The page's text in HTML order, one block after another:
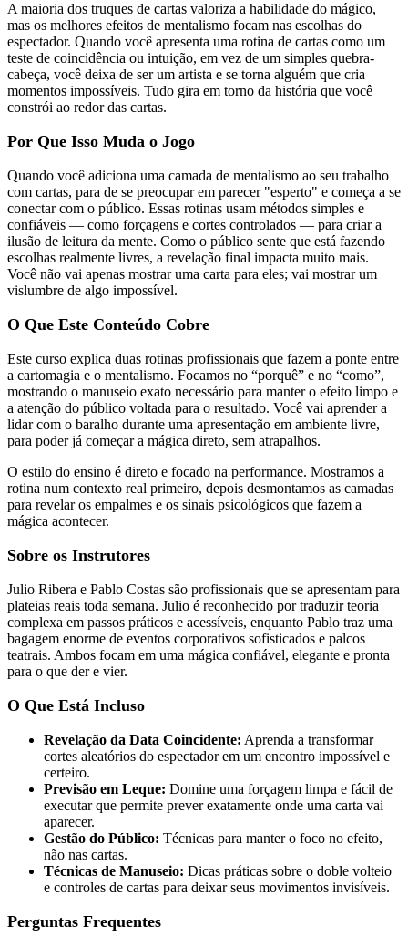
A maioria dos truques de cartas valoriza a habilidade do mágico,
mas os melhores efeitos de mentalismo focam nas escolhas do
espectador. Quando você apresenta uma rotina de cartas como um
teste de coincidência ou intuição, em vez de um simples quebra-
cabeça, você deixa de ser um artista e se torna alguém que cria
momentos impossíveis. Tudo gira em torno da história que você
constrói ao redor das cartas.
Por Que Isso Muda o Jogo
Quando você adiciona uma camada de mentalismo ao seu trabalho
com cartas, para de se preocupar em parecer "esperto" e começa a se
conectar com o público. Essas rotinas usam métodos simples e
confiáveis — como forçagens e cortes controlados — para criar a
ilusão de leitura da mente. Como o público sente que está fazendo
escolhas realmente livres, a revelação final impacta muito mais.
Você não vai apenas mostrar uma carta para eles; vai mostrar um
vislumbre de algo impossível.
O Que Este Conteúdo Cobre
Este curso explica duas rotinas profissionais que fazem a ponte entre
a cartomagia e o mentalismo. Focamos no “porquê” e no “como”,
mostrando o manuseio exato necessário para manter o efeito limpo e
a atenção do público voltada para o resultado. Você vai aprender a
lidar com o baralho durante uma apresentação em ambiente livre,
para poder já começar a mágica direto, sem atrapalhos.
O estilo do ensino é direto e focado na performance. Mostramos a
rotina num contexto real primeiro, depois desmontamos as camadas
para revelar os empalmes e os sinais psicológicos que fazem a
mágica acontecer.
Sobre os Instrutores
Julio Ribera e Pablo Costas são profissionais que se apresentam para
plateias reais toda semana. Julio é reconhecido por traduzir teoria
complexa em passos práticos e acessíveis, enquanto Pablo traz uma
bagagem enorme de eventos corporativos sofisticados e palcos
teatrais. Ambos focam em uma mágica confiável, elegante e pronta
para o que der e vier.
O Que Está Incluso
Revelação da Data Coincidente: Aprenda a transformar
cortes aleatórios do espectador em um encontro impossível e
certeiro.
Previsão em Leque: Domine uma forçagem limpa e fácil de
executar que permite prever exatamente onde uma carta vai
aparecer.
Gestão do Público: Técnicas para manter o foco no efeito,
não nas cartas.
Técnicas de Manuseio: Dicas práticas sobre o doble volteio
e controles de cartas para deixar seus movimentos invisíveis.
Perguntas Frequentes